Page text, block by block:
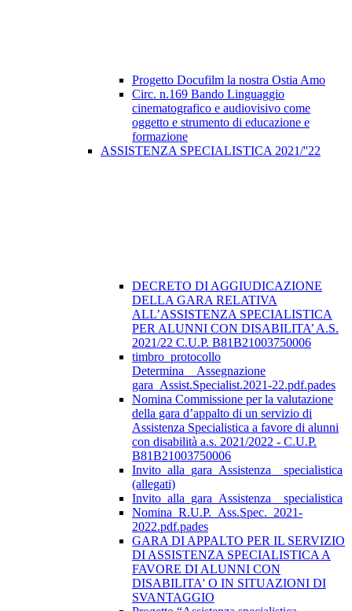
Progetto Docufilm la nostra Ostia Amo
Circ. n.169 Bando Linguaggio
cinematografico e audiovisivo come
oggetto e strumento di educazione e
formazione
ASSISTENZA SPECIALISTICA 2021/''22
DECRETO DI AGGIUDICAZIONE
DELLA GARA RELATIVA
ALL’ASSISTENZA SPECIALISTICA
PER ALUNNI CON DISABILITA’ A.S.
2021/22 C.U.P. B81B21003750006
timbro_protocollo
Determina__Assegnazione
gara_Assist.Specialist.2021-22.pdf.pades
Nomina Commissione per la valutazione
della gara d’appalto di un servizio di
Assistenza Specialistica a favore di alunni
con disabilità a.s. 2021/2022 - C.U.P.
B81B21003750006
Invito_alla_gara_Assistenza__specialistica
(allegati)
Invito_alla_gara_Assistenza__specialistica
Nomina_R.U.P._Ass.Spec._2021-
2022.pdf.pades
GARA DI APPALTO PER IL SERVIZIO
DI ASSISTENZA SPECIALISTICA A
FAVORE DI ALUNNI CON
DISABILITA' O IN SITUAZIONI DI
SVANTAGGIO